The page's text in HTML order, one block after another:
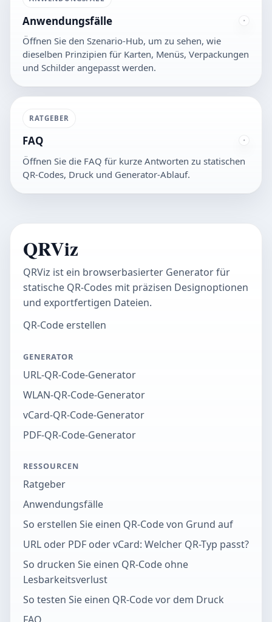
Anwendungsfälle
Öffnen Sie den Szenario-Hub, um zu sehen, wie
dieselben Prinzipien für Karten, Menüs, Verpackungen
und Schilder angepasst werden.
RATGEBER
FAQ
Öffnen Sie die FAQ für kurze Antworten zu statischen
QR-Codes, Druck und Generator-Ablauf.
QRViz
QRViz ist ein browserbasierter Generator für
statische QR-Codes mit präzisen Designoptionen
und exportfertigen Dateien.
QR-Code erstellen
GENERATOR
URL-QR-Code-Generator
WLAN-QR-Code-Generator
vCard-QR-Code-Generator
PDF-QR-Code-Generator
RESSOURCEN
Ratgeber
Anwendungsfälle
So erstellen Sie einen QR-Code von Grund auf
URL oder PDF oder vCard: Welcher QR-Typ passt?
So drucken Sie einen QR-Code ohne
Lesbarkeitsverlust
So testen Sie einen QR-Code vor dem Druck